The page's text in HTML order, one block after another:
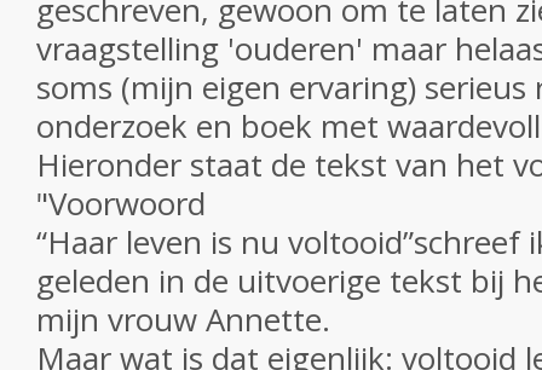
geschreven, gewoon om te laten
vraagstelling 'ouderen' maar
soms (mijn eigen ervaring)
onderzoek en boek met
Hieronder staat de tekst van het
"Voorwoord
“Haar leven is nu voltooid”schreef
geleden in de uitvoerige tekst bij
mijn vrouw Annette.
Maar wat is dat eigenlijk: voltooid